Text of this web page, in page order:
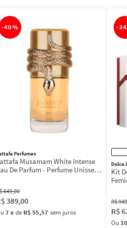
-40%
Perfumes
Musamam White Intense
De Parfum - Perfume Unissex
649,00
389,00
7xde R$ 55,57 sem juros
-
Dolce
Kit
R$949
R$
Ou 10